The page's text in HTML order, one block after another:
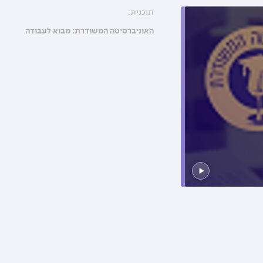
תוכנית:
האוניברסיטה המשודרת: מבוא לעבודה